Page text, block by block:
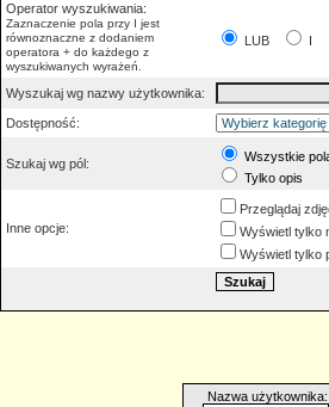
Operator wyszukiwania:
Zaznaczenie pola przy I jest
równoznaczne z dodaniem
operatora + do każdego z
wyszukiwanych wyrażeń.
LUB I
Wyszukaj wg nazwy użytkownika:
Dostępność:
Szukaj wg pól: Wszystkie
Tylko opis
Inne opcje:
Przeglądaj
Wyświetl tylko
Wyświetl tylko
Nazwa użytkownika: